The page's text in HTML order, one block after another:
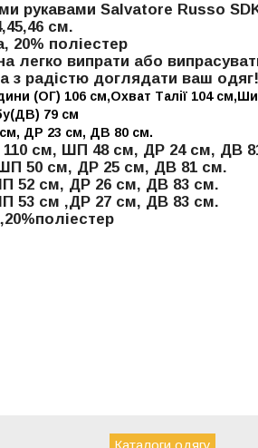
рукавами Salvatore Russo
см.
20% поліестер
легко випрати або
з радістю доглядати ваш одяг!
(ОГ) 106 см,Охват Талії 104
79 см
ДР 23 см, ДВ 80 см.
110 см, ШП 48 см, ДР 24 см, ДВ
50 см, ДР 25 см, ДВ 81 см.
52 см, ДР 26 см, ДВ 83 см.
53 см ,ДР 27 см, ДВ 83 см.